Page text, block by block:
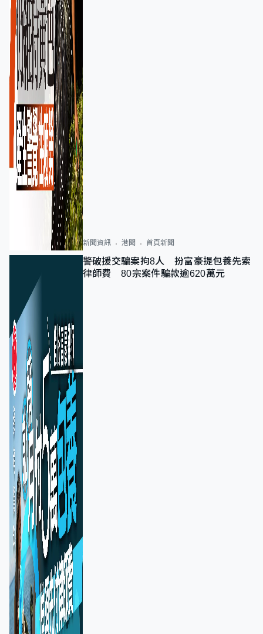
新聞資訊 港聞 首頁新聞
警破援交騙案拘8人 扮富豪提包養先索
律師費 80宗案件騙款逾620萬元